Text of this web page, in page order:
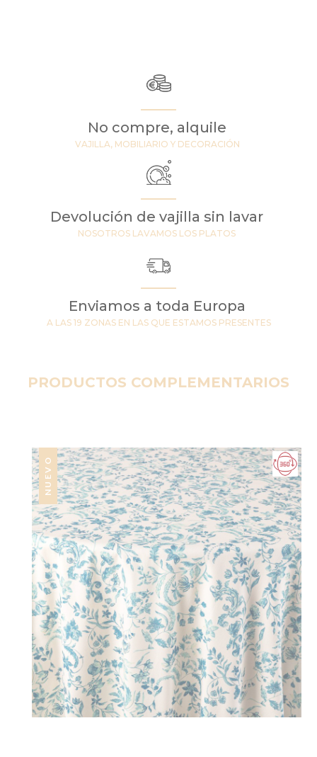
No compre, alquile
VAJILLA, MOBILIARIO Y DECORACIÓN
Devolución de vajilla sin lavar
NOSOTROS LAVAMOS LOS PLATOS
Enviamos a toda Europa
A LAS 19 ZONAS EN LAS QUE ESTAMOS PRESENTES
PRODUCTOS COMPLEMENTARIOS
NUEVO